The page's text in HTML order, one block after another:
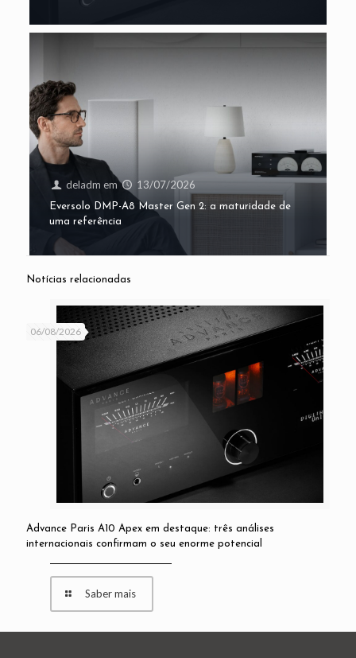
deladm em 13/07/2026
Eversolo DMP-A8 Master Gen 2: a maturidade de
uma referência
Notícias relacionadas
06/08/2026
Advance Paris A10 Apex em destaque: três análises
internacionais confirmam o seu enorme potencial
Saber mais